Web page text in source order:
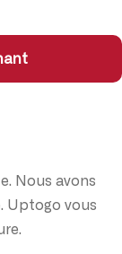
Nous avons
Uptogo vous